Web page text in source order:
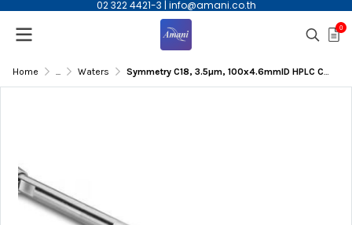
02 322 4421-3 | info@amani.co.th
0
Home ... Waters Symmetry C18, 3.5µm, 100x4.6mmID HPLC Column | WAT066220